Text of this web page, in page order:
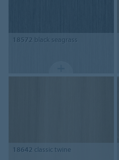
18572 black seagrass
18642 classic twine